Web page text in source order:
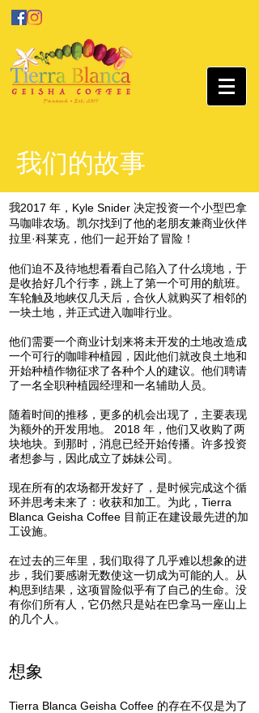
我们的故事
我2017 年，Kyle Snider 决定投资一个小型巴拿
马咖啡农场。凯尔找到了他的老朋友兼商业伙伴
拉里·科莱克，他们一起开始了冒险！
他们迫不及待地想看看自己陷入了什么境地，于
是收拾好几个行李，跳上了第一个可用的航班。
车轮触及地峡仅几天后，合伙人就购买了相邻的
一块土地，并正式进入咖啡行业。
他们需要一个商业计划来将未开发的土地改造成
一个可行的咖啡种植园，因此他们就改良土地和
开始种植作物征求了各种个人的建议。他们聘请
了一名全职种植园经理和一名辅助人员。
随着时间的推移，更多的机会出现了，主要表现
为额外的开发用地。 2018 年，他们又收购了两
块地块。到那时，消息已经开始传播。许多投资
者想参与，因此成立了姊妹公司。
现在所有的农场都开发好了，是时候完成这个循
环并思考未来了：收获和加工。为此，Tierra
Blanca Geisha Coffee 目前正在建设最先进的加
工设施。
在过去的三年里，我们取得了几乎难以想象的进
步，我们要感谢无数使这一切成为可能的人。从
构思到结果，这项冒险似乎有了自己的生命。没
有你们所有人，它仍然只是站在巴拿马一座山上
的几个人。
想象
Tierra Blanca Geisha Coffee 的存在不仅是为了